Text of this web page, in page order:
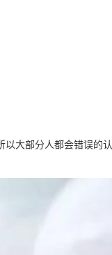
大部分人都会错误的认